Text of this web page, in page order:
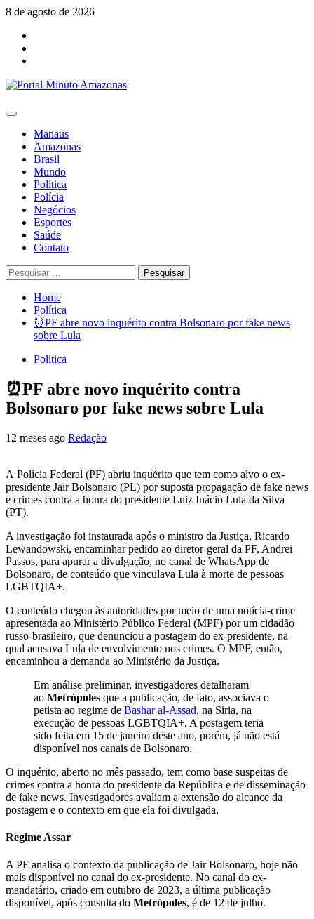
Skip
content
8 de agosto de 2026
Primary
Manaus
Amazonas
Brasil
Mundo
Política
Polícia
Negócios
Esportes
Saúde
Contato
Pesquisar
por:
Home
Política
⏰PF abre novo inquérito contra Bolsonaro por fake news
sobre Lula
Política
⏰PF abre novo inquérito contra
Bolsonaro por fake news sobre Lula
12 meses ago Redação
A Polícia Federal (PF) abriu inquérito que tem como alvo o ex-
presidente Jair Bolsonaro (PL) por suposta propagação de fake news
e crimes contra a honra do presidente Luiz Inácio Lula da Silva
(PT).
A investigação foi instaurada após o ministro da Justiça, Ricardo
Lewandowski, encaminhar pedido ao diretor-geral da PF, Andrei
Passos, para apurar a divulgação, no canal de WhatsApp de
Bolsonaro, de conteúdo que vinculava Lula à morte de pessoas
LGBTQIA+.
O conteúdo chegou às autoridades por meio de uma notícia-crime
apresentada ao Ministério Público Federal (MPF) por um cidadão
russo-brasileiro, que denunciou a postagem do ex-presidente, na
qual acusava Lula de envolvimento nos crimes. O MPF, então,
encaminhou a demanda ao Ministério da Justiça.
Em análise preliminar, investigadores detalharam
ao Metrópoles que a publicação, de fato, associava o
petista ao regime de Bashar al-Assad, na Síria, na
execução de pessoas LGBTQIA+. A postagem teria
sido feita em 15 de janeiro deste ano, porém, já não está
disponível nos canais de Bolsonaro.
O inquérito, aberto no mês passado, tem como base suspeitas de
crimes contra a honra do presidente da República e de disseminação
de fake news. Investigadores avaliam a extensão do alcance da
postagem e o contexto em que ela foi divulgada.
Regime Assar
A PF analisa o contexto da publicação de Jair Bolsonaro, hoje não
mais disponível no canal do ex-presidente. No canal do ex-
mandatário, criado em outubro de 2023, a última publicação
disponível, após consulta do Metrópoles, é de 12 de julho.